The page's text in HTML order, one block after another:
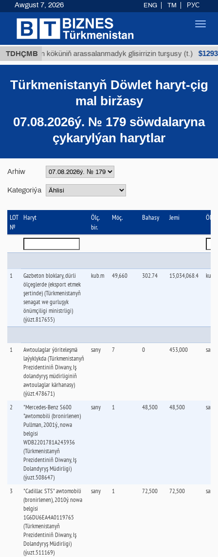
TDHÇMB
köküniň arassalanmadyk glisirrizin turşusy (t.) $12935,18
Türkmenistanyň Döwlet haryt-çig
mal biržasy
07.08.2026ý. № 179 söwdalaryna
çykarylýan harytlar
Arhiw
Kategoriýa
LOT
№
Haryt
Ölç.
bir.
Möç. Bahasy Jemi Ölç.
1
Gazbeton bloklary, dürli
ölçeglerde (eksport etmek
şertinde) (Türkmenistanyň
senagat we gurluşyk
önümçiligi ministrligi)
(ýüzt.817655)
kub.m 49,660 302.74 15,034,068.4
1
Awtoulaglar ýöriteleşmä
laýyklykda (Türkmenistanyň
Prezidentiniň Diwany, Iş
dolandyryş müdirliginiň
awtoulaglar kärhanasy)
(ýüzt.478671)
sany 7 0 453,000 sany
2
"Mercedes-Benz S600
"awtomobili (bronirlenen)
Pullman, 2001ý., nowa
belgisi
WDB2201781A243936
(Türkmenistanyň
Prezidentiniň Diwany, Iş
Dolandyryş Müdirligi)
(ýuzt.508647)
sany 1 48,500 48,500 sany
3
"Cadillac STS" awtomobili
(bronirlenen), 2010ý. nowa
belgisi
1G6DU6EA4A0119765
(Türkmenistanyň
Prezidentiniň Diwany, Iş
Dolandyryş Müdirligi)
(ýuzt.511169)
sany 1 72,500 72,500 sany
Awgust 7, 2026 ENG TM РУС